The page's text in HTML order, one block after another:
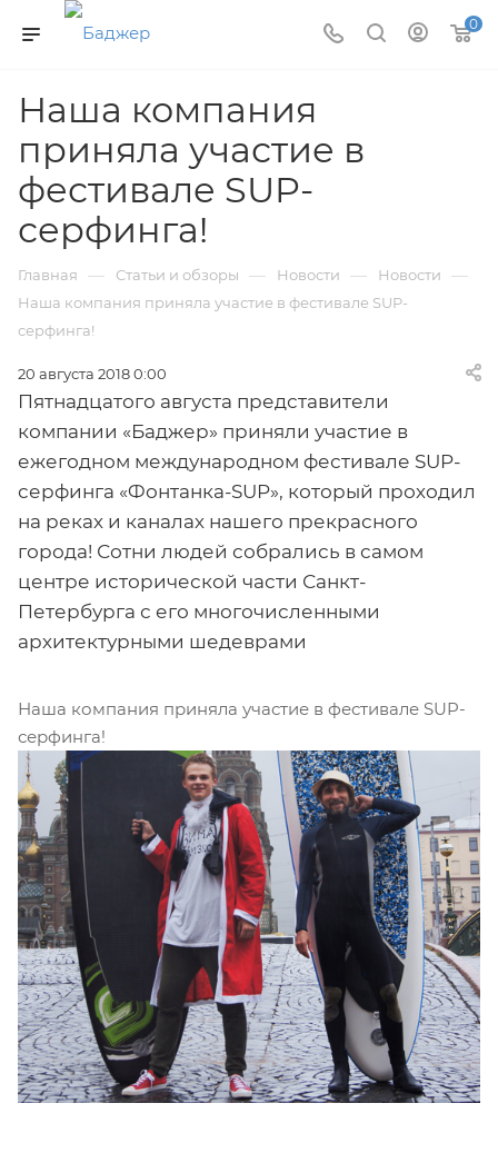
0
Наша компания
приняла участие в
фестивале SUP-
серфинга!
Главная — Статьи и обзоры — Новости — Новости —
Наша компания приняла участие в фестивале SUP-
серфинга!
20 августа 2018 0:00
Пятнадцатого августа представители
компании «Баджер» приняли участие в
ежегодном международном фестивале SUP-
серфинга «Фонтанка-SUP», который проходил
на реках и каналах нашего прекрасного
города! Сотни людей собрались в самом
центре исторической части Санкт-
Петербурга с его многочисленными
архитектурными шедеврами
Наша компания приняла участие в фестивале SUP-
серфинга!